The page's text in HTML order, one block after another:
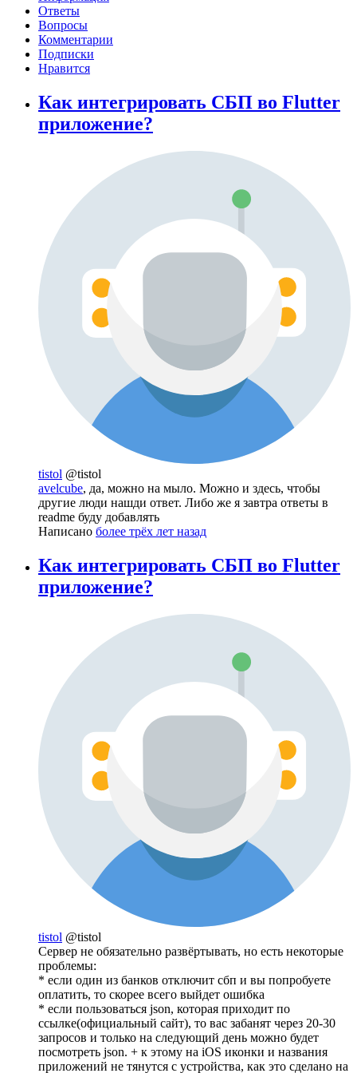
Ответы
Вопросы
Комментарии
Подписки
Нравится
Как интегрировать СБП во Flutter
приложение?
tistol @tistol
avelcube, да, можно на мыло. Можно и здесь, чтобы
другие люди нашди ответ. Либо же я завтра ответы в
readme буду добавлять
Написано более трёх лет назад
Как интегрировать СБП во Flutter
приложение?
tistol @tistol
Сервер не обязательно развёртывать, но есть некоторые
проблемы:
* если один из банков отключит сбп и вы попробуете
оплатить, то скорее всего выйдет ошибка
* если пользоваться json, которая приходит по
ссылке(официальный сайт), то вас забанят через 20-30
запросов и только на следующий день можно будет
посмотреть json. + к этому на iOS иконки и названия
приложений не тянутся с устройства, как это сделано на